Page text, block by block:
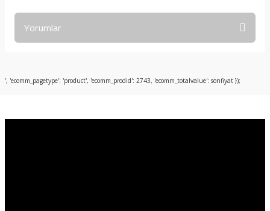
Yorumlar
Bu ürüne ilk yorumu siz yapın!
', 'ecomm_pagetype': 'product', 'ecomm_prodid': 2743, 'ecomm_totalvalue': sonfiyat });